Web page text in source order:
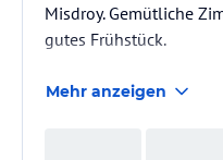
Misdroy. Gemütliche
gutes Frühstück.
Mehr anzeigen